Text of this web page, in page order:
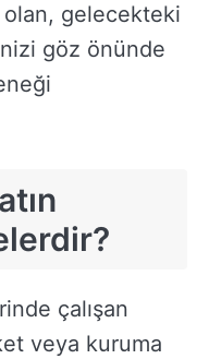
olan, gelecekteki
göz önünde
çalışan
veya kuruma